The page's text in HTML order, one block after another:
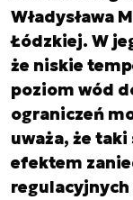
Władysława
Łódzkiej. W
że niskie
poziom wód
ograniczeń
uważa, że
efektem
regulacyjnych